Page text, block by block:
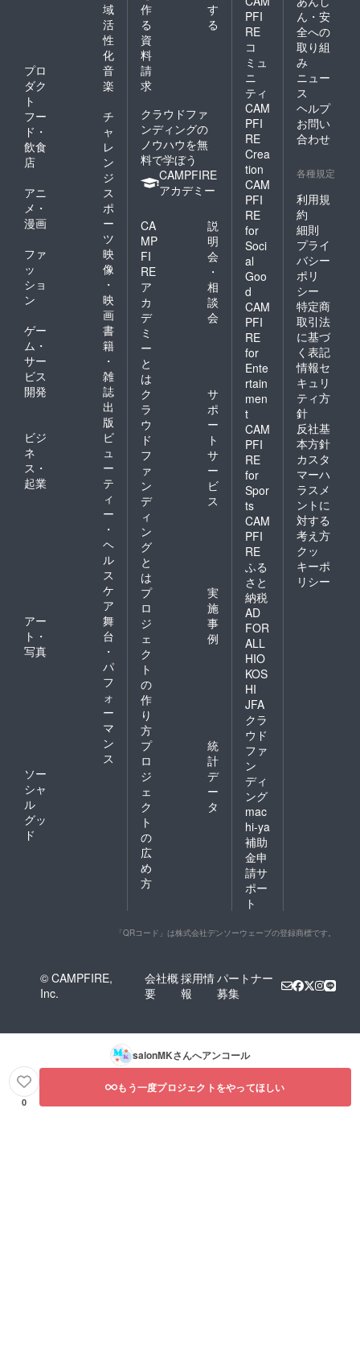
域
活
性
化
プロ
ダク
ト
音
楽
フー
ド・
飲食
店
チ
ャ
レ
ン
ジ
アニ
メ・
漫画
ス
ポ
ー
ツ
ファ
ッ
ショ
ン
映
像
・
映
画
ゲー
ム・
サー
ビス
開発
書
籍
・
雑
誌
出
版
ビジ
ネ
ス・
起業
ビ
ュ
ー
テ
ィ
ー
・
ヘ
ル
ス
ケ
ア
アー
ト・
写真
舞
台
・
パ
フ
ォ
ー
マ
ン
ス
ソー
シャ
ル
グッ
ド
作
る
す
る
資
料
請
求
クラウドファ
ンディングの
ノウハウを無
料で学ぼう
CAMPFIRE
アカデミー
CA
MP
FI
RE
ア
カ
デ
ミ
ー
と
は
説
明
会
・
相
談
会
ク
ラ
ウ
ド
フ
ァ
ン
デ
ィ
ン
グ
と
は
サ
ポ
ー
ト
サ
ー
ビ
ス
プ
ロ
ジ
ェ
ク
ト
の
作
り
方
実
施
事
例
プ
ロ
ジ
ェ
ク
ト
の
広
め
方
統
計
デ
ー
タ
PFI
RE
コ
ミュ
ニ
ティ
CAM
PFI
RE
Crea
tion
CAM
PFI
RE
for
Soci
al
Goo
d
CAM
PFI
RE
for
Ente
rtain
men
t
CAM
PFI
RE
for
Spor
ts
CAM
PFI
RE
ふる
さと
納税
AD
FOR
ALL
HIO
KOS
HI
JFA
クラ
ウド
ファ
ン
ディ
ング
mac
hi-ya
補助
金申
請サ
ポー
ト
ん・安
全への
取り組
み
ニュー
ス
ヘルプ
お問い
合わせ
各種規定
利用規
約
細則
プライ
バシー
ポリ
シー
特定商
取引法
に基づ
く表記
情報セ
キュリ
ティ方
針
反社基
本方針
カスタ
マーハ
ラスメ
ントに
対する
考え方
クッ
キーポ
リシー
「QRコード」は株式会社デンソーウェーブの登録商標です。
© CAMPFIRE,
Inc.
会社概
要
採用情
報
パートナー
募集
salonMKさんへアンコール
0
もう一度プロジェクトをやってほしい